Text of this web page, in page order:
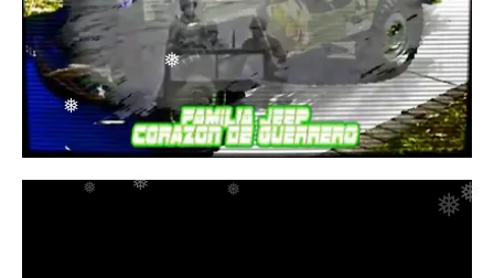
❅
❅ ❅
❅
❅